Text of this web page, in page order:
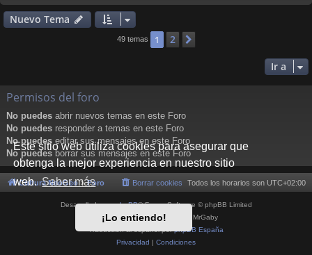
Este sitio web utiliza cookies para asegurar que
obtenga la mejor experiencia en nuestro sitio
web.Saber más
¡Lo entiendo!
Nuevo Tema
49 temas 1 2
Ir a
Permisos del foro
No puedes abrir nuevos temas en este Foro
No puedes responder a temas en este Foro
No puedes editar sus mensajes en este Foro
No puedesborrar sus mensajes en este Foro
Cultura NeoGeo Foro Todos los horarios son UTC+02:00
Borrar cookies
Desarrollado porphpBB® Forum Software © phpBB Limited
Style porArty- phpBB 3.3 por MrGaby
Traducción al español porphpBB España
Privacidad
Condiciones